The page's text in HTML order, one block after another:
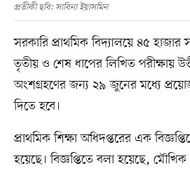
প্রতীকী ছবি: সাবিনা ইয়াসমিন
সরকারি প্রাথমিক বিদ্যালয়ে ৪৫
তৃতীয় ও শেষ ধাপের লিখিত পরীক্ষায়
অংশগ্রহণের জন্য ২৯ জুনের মধ্যে
দিতে হবে।
প্রাথমিক শিক্ষা অধিদপ্তরের এক
হয়েছে। বিজ্ঞপ্তিতে বলা হয়েছে,